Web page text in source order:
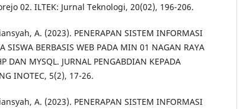
02. ILTEK: Jurnal Teknologi, 20(02), 196-206.
A. (2023). PENERAPAN SISTEM INFORMASI
SISWA BERBASIS WEB PADA MIN 01 NAGAN RAYA
DAN MYSQL. JURNAL PENGABDIAN KEPADA
INOTEC, 5(2), 17-26.
A. (2023). PENERAPAN SISTEM INFORMASI